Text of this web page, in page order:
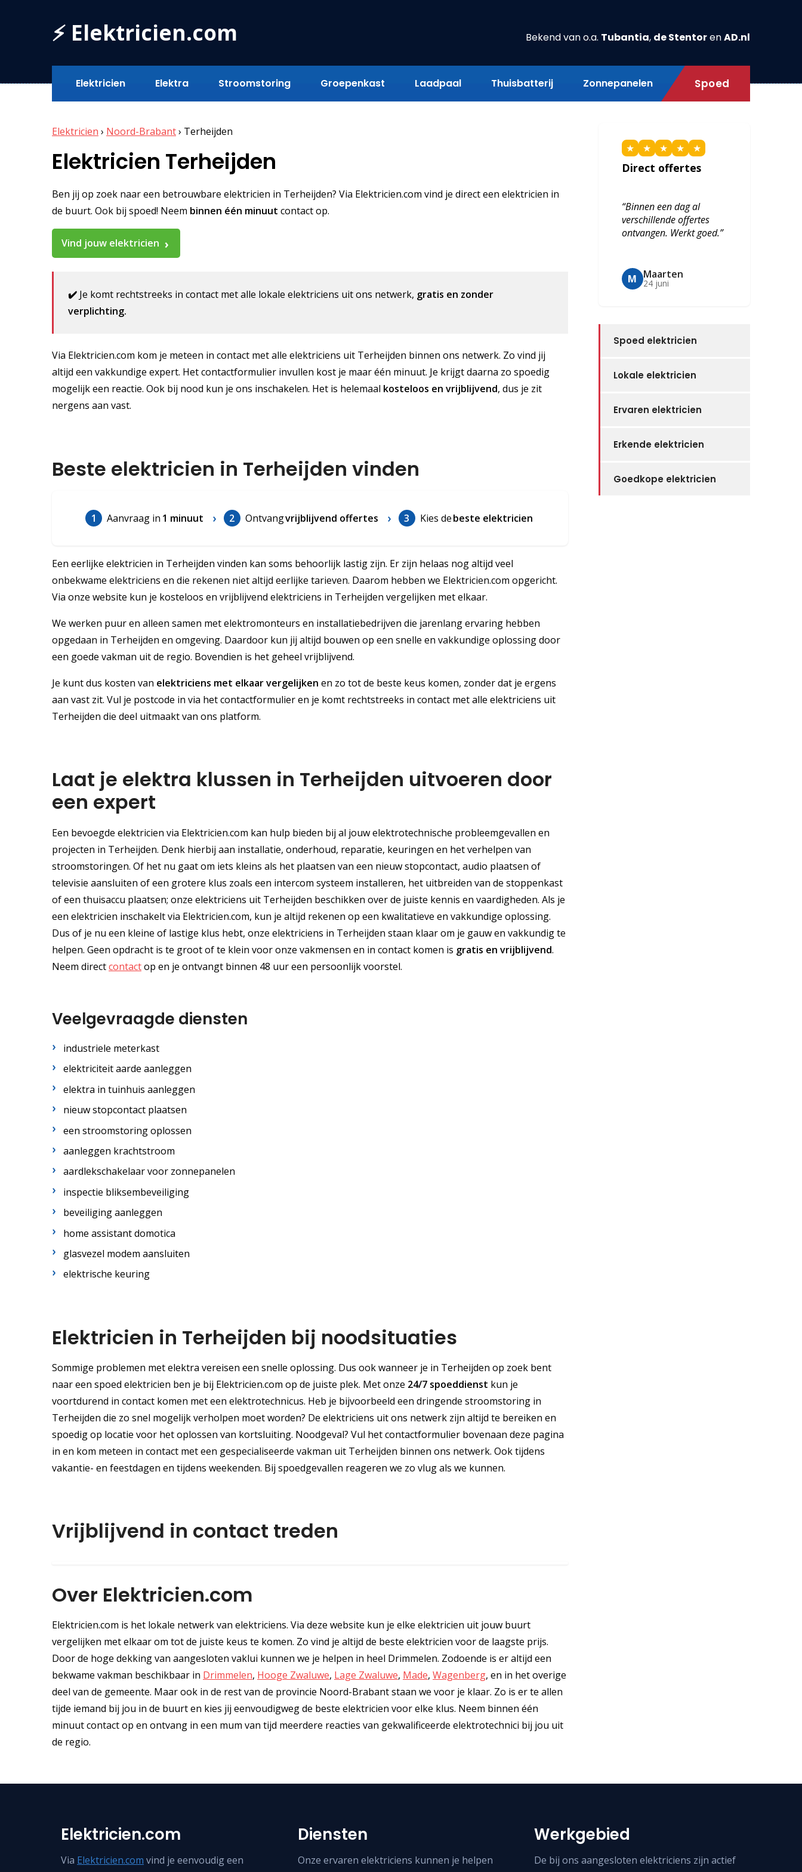
⚡ Elektricien.com Bekend van o.a. Tubantia, de StentorenAD.nl
Elektricien Elektra Stroomstoring Groepenkast Laadpaal Thuisbatterij Zonnepanelen Spoed
Elektricien › Noord-Brabant› Terheijden
Elektricien Terheijden
Ben jij op zoek naar een betrouwbare elektricien in Terheijden? Via Elektricien.com vind je direct een elektricien in
de buurt. Ook bij spoed! Neem binnen één minuut contact op.
Vind jouw elektricien
✔️ Je komt rechtstreeks in contact met alle lokale elektriciens uit ons netwerk, gratis en zonder
verplichting.
Via Elektricien.com kom je meteen in contact met alle elektriciens uit Terheijden binnen ons netwerk. Zo vind jij
altijd een vakkundige expert. Het contactformulier invullen kost je maar één minuut. Je krijgt daarna zo spoedig
mogelijk een reactie. Ook bij nood kun je ons inschakelen. Het is helemaal kosteloos en vrijblijvend, dus je zit
nergens aan vast.
Beste elektricien in Terheijden vinden
1 Aanvraag in 1 minuut 2 Ontvangvrijblijvend offertes 3 Kies debeste elektricien
Een eerlijke elektricien in Terheijden vinden kan soms behoorlijk lastig zijn. Er zijn helaas nog altijd veel
onbekwame elektriciens en die rekenen niet altijd eerlijke tarieven. Daarom hebben we Elektricien.com opgericht.
Via onze website kun je kosteloos en vrijblijvend elektriciens in Terheijden vergelijken met elkaar.
We werken puur en alleen samen met elektromonteurs en installatiebedrijven die jarenlang ervaring hebben
opgedaan in Terheijden en omgeving. Daardoor kun jij altijd bouwen op een snelle en vakkundige oplossing door
een goede vakman uit de regio. Bovendien is het geheel vrijblijvend.
Je kunt dus kosten van elektriciens met elkaar vergelijken en zo tot de beste keus komen, zonder dat je ergens
aan vast zit. Vul je postcode in via het contactformulier en je komt rechtstreeks in contact met alle elektriciens uit
Terheijden die deel uitmaakt van ons platform.
Laat je elektra klussen in Terheijden uitvoeren door
een expert
Een bevoegde elektricien via Elektricien.com kan hulp bieden bij al jouw elektrotechnische probleemgevallen en
projecten in Terheijden. Denk hierbij aan installatie, onderhoud, reparatie, keuringen en het verhelpen van
stroomstoringen. Of het nu gaat om iets kleins als het plaatsen van een nieuw stopcontact, audio plaatsen of
televisie aansluiten of een grotere klus zoals een intercom systeem installeren, het uitbreiden van de stoppenkast
of een thuisaccu plaatsen; onze elektriciens uit Terheijden beschikken over de juiste kennis en vaardigheden. Als je
een elektricien inschakelt via Elektricien.com, kun je altijd rekenen op een kwalitatieve en vakkundige oplossing.
Dus of je nu een kleine of lastige klus hebt, onze elektriciens in Terheijden staan klaar om je gauw en vakkundig te
helpen. Geen opdracht is te groot of te klein voor onze vakmensen en in contact komen is gratis en vrijblijvend.
Neem directcontactop en je ontvangt binnen 48 uur een persoonlijk voorstel.
Veelgevraagde diensten
industriele meterkast
elektriciteit aarde aanleggen
elektra in tuinhuis aanleggen
nieuw stopcontact plaatsen
een stroomstoring oplossen
aanleggen krachtstroom
aardlekschakelaar voor zonnepanelen
inspectie bliksembeveiliging
beveiliging aanleggen
home assistant domotica
glasvezel modem aansluiten
elektrische keuring
Elektricien in Terheijden bij noodsituaties
Sommige problemen met elektra vereisen een snelle oplossing. Dus ook wanneer je in Terheijden op zoek bent
naar een spoed elektricien ben je bij Elektricien.com op de juiste plek. Met onze 24/7 spoeddienst kun je
voortdurend in contact komen met een elektrotechnicus. Heb je bijvoorbeeld een dringende stroomstoring in
Terheijden die zo snel mogelijk verholpen moet worden? De elektriciens uit ons netwerk zijn altijd te bereiken en
spoedig op locatie voor het oplossen van kortsluiting. Noodgeval? Vul het contactformulier bovenaan deze pagina
in en kom meteen in contact met een gespecialiseerde vakman uit Terheijden binnen ons netwerk. Ook tijdens
vakantie- en feestdagen en tijdens weekenden. Bij spoedgevallen reageren we zo vlug als we kunnen.
Vrijblijvend in contact treden
Over Elektricien.com
Elektricien.com is het lokale netwerk van elektriciens. Via deze website kun je elke elektricien uit jouw buurt
vergelijken met elkaar om tot de juiste keus te komen. Zo vind je altijd de beste elektricien voor de laagste prijs.
Door de hoge dekking van aangesloten vaklui kunnen we je helpen in heel Drimmelen. Zodoende is er altijd een
bekwame vakman beschikbaar in Drimmelen, Hooge Zwaluwe, Lage Zwaluwe, Made, Wagenberg, en in het overige
deel van de gemeente. Maar ook in de rest van de provincie Noord-Brabant staan we voor je klaar. Zo is er te allen
tijde iemand bij jou in de buurt en kies jij eenvoudigweg de beste elektricien voor elke klus. Neem binnen één
minuut contact op en ontvang in een mum van tijd meerdere reacties van gekwalificeerde elektrotechnici bij jou uit
de regio.
★ ★ ★ ★ ★
Direct offertes
“Binnen een dag al
verschillende offertes
ontvangen. Werkt goed.”
M Maarten
24 juni
Spoed elektricien
Lokale elektricien
Ervaren elektricien
Erkende elektricien
Goedkope elektricien
Elektricien.com
Via Elektricien.com vind je eenvoudig een
Diensten
Onze ervaren elektriciens kunnen je helpen
Werkgebied
De bij ons aangesloten elektriciens zijn actief